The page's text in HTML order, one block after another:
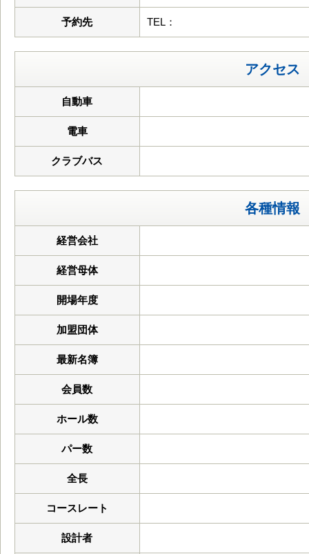
予約先 TEL：
アクセス
自動車
電車
クラブバス
各種情報
経営会社
経営母体
開場年度
加盟団体
最新名簿
会員数
ホール数
パー数
全長
コースレート
設計者